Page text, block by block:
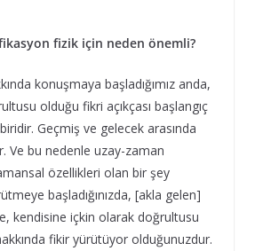
fizik için neden önemli?
konuşmaya başladığımız anda,
olduğu fikri açıkçası başlangıç
Geçmiş ve gelecek arasında
Ve bu nedenle uzay-zaman
özellikleri olan bir şey
başladığınızda, [akla gelen]
kendisine içkin olarak doğrultusu
fikir yürütüyor olduğunuzdur.